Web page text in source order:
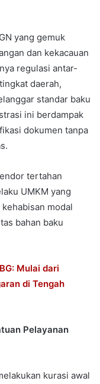
yang gemuk
dan kekacauan
regulasi antar-
daerah,
standar baku
ini berdampak
dokumen tanpa
tertahan
UMKM yang
modal
bahan baku
Mulai dari
di Tengah
Pelayanan
kurasi awal